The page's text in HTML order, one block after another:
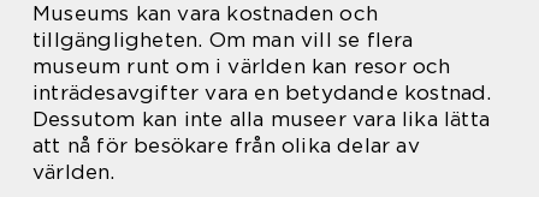
Museums kan vara kostnaden och
tillgängligheten. Om man vill se flera
museum runt om i världen kan resor och
inträdesavgifter vara en betydande kostnad.
Dessutom kan inte alla museer vara lika lätta
att nå för besökare från olika delar av
världen.